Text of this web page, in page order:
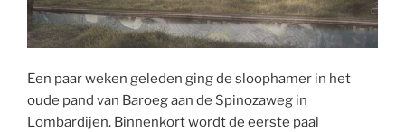
Een paar weken geleden ging de sloophamer in het
oude pand van Baroeg aan de Spinozaweg in
Lombardijen. Binnenkort wordt de eerste paal